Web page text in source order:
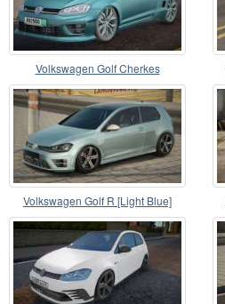
Volkswagen Golf Cherkes
Volkswagen Golf R [Light Blue]